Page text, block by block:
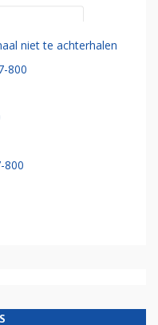
niet te achterhalen
800
800